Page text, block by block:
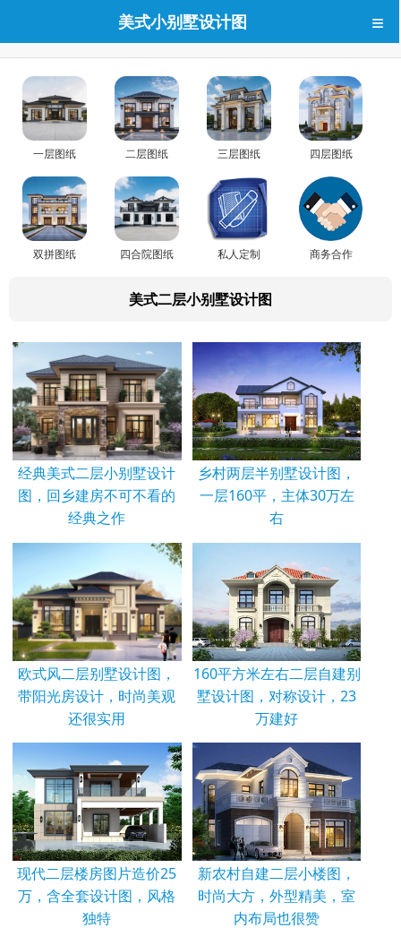
美式小别墅设计图 ≡
一层图纸 二层图纸 三层图纸 四层图纸
双拼图纸 四合院图纸 私人定制 商务合作
美式二层小别墅设计图
经典美式二层小别墅设计
图，回乡建房不可不看的
经典之作
乡村两层半别墅设计图，
一层160平，主体30万左
右
欧式风二层别墅设计图，
带阳光房设计，时尚美观
还很实用
160平方米左右二层自建别
墅设计图，对称设计，23
万建好
现代二层楼房图片造价25
万，含全套设计图，风格
独特
新农村自建二层小楼图，
时尚大方，外型精美，室
内布局也很赞